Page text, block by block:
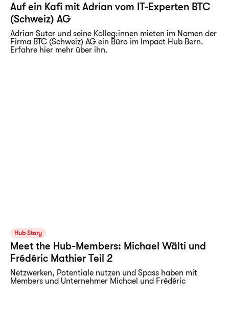
Auf ein Kafi mit Adrian vom IT-Experten BTC
(Schweiz) AG
Adrian Suter und seine Kolleg:innen mieten im Namen der
Firma BTC (Schweiz) AG ein Büro im Impact Hub Bern.
Erfahre hier mehr über ihn.
Hub Story
Meet the Hub-Members: Michael Wälti und
Frédéric Mathier Teil 2
Netzwerken, Potentiale nutzen und Spass haben mit
Members und Unternehmer Michael und Frédéric